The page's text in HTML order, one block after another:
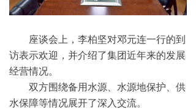
座谈会上，李柏坚对邓元连一行的到
访表示欢迎，并介绍了集团近年来的发展
经营情况。
双方围绕备用水源、水源地保护、供
水保障等情况展开了深入交流。